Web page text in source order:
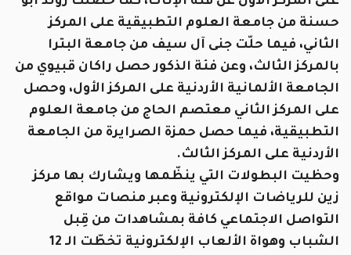
حسنة من جامعة العلوم التطبيقية على المركز
الثاني، فيما حلّت جنى آل سيف من جامعة البترا
بالمركز الثالث، وعن فئة الذكور حصل راكان قبيوي من
الجامعة الألمانية الأردنية على المركز الأول، وحصل
على المركز الثاني معتصم الحاج من جامعة العلوم
التطبيقية، فيما حصل حمزة الصرايرة من الجامعة
الأردنية على المركز الثالث.
وحظيت البطولات التي ينظّمها ويشارك بها مركز
زين للرياضات الإلكترونية وعبر منصات مواقع
التواصل الاجتماعي كافة بمشاهدات من قِبل
الشباب وهواة الألعاب الإلكترونية تخطّت الـ 12